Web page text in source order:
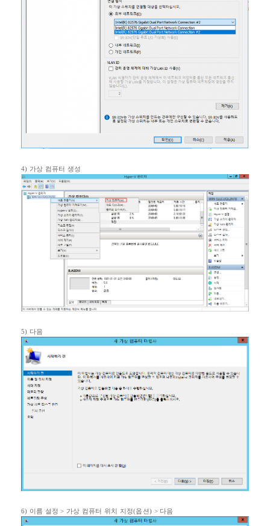
4) 가상 컴퓨터 생성
5) 다음
6) 이름 설정 > 가상 컴퓨터 위치 지정(옵션) > 다음